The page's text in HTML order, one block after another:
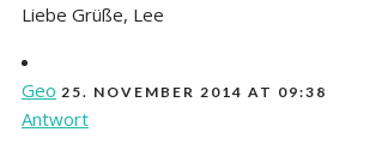
Liebe Grüße, Lee
Geo 25. NOVEMBER 2014 AT 09:38
Antwort